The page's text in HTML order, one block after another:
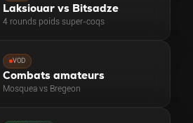
Laksiouar vs Bitsadze
4 rounds poids super-coqs
VOD
Combats amateurs
Mosquea vs Bregeon